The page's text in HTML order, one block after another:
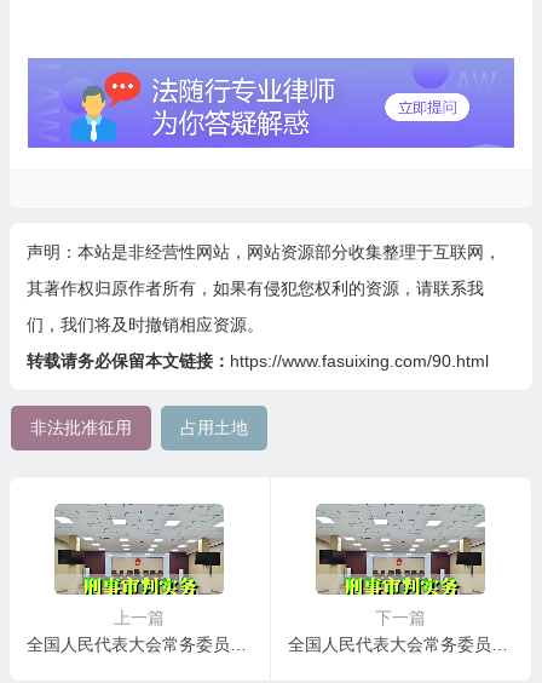
声明：本站是非经营性网站，网站资源部分收集整理于互联网，
其著作权归原作者所有，如果有侵犯您权利的资源，请联系我
们，我们将及时撤销相应资源。
转载请务必保留本文链接： https://www.fasuixing.com/90.html
非法批准征用 占用土地
上一篇
全国人民代表大会常务委员会关于《中华人民共和国刑法》第九十三条第二款的解释
下一篇
全国人民代表大会常务委员会关于《中华人民共和国刑法》第三百一十三条的解释